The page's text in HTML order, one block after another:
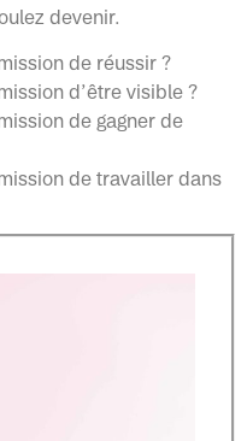
devenir.
de réussir ?
d’être visible ?
de gagner de
de travailler dans